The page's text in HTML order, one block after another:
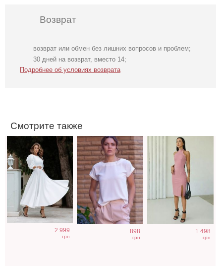
Возврат
возврат или обмен без лишних вопросов и проблем;
30 дней на возврат, вместо 14;
Подробнее об условиях возврата
Смотрите также
Нарядное
элегантное
молочное платье
2 999
грн
Футболка
однотонная
белого цвета на
898
грн
1 498
грн
Вечернее платье
молочного цвета
Коктейльное
классическое
белое платье
Длинное
свадебное белое